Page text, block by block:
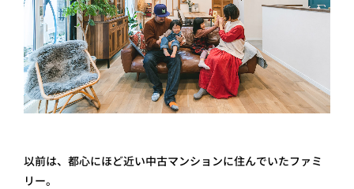
以前は、都心にほど近い中古マンションに住んでいたファミ
リー。